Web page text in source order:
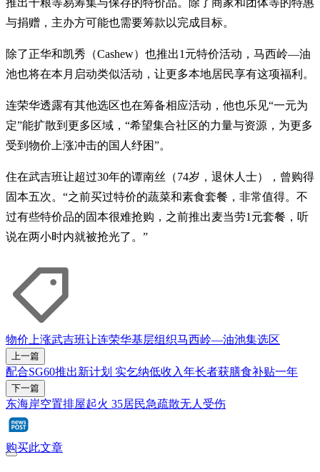
与捐赠，主办方可能也需要筹款以完成目标。
除了正华和凯秀（Cashew）也推出1元特价活动，马西岭—油
池也将在本月启动类似活动，让更多本地居民享有这项福利。
连荣华透露有其他选区也在筹备相应活动，他也乐见“一元为
定”能扩散到更多区域，“希望集合社区的力量与资源，为更多
受到物价上涨冲击的国人纾困”。
住在武吉班让超过30年的谭南丝（74岁，退休人士），曾购得
固本五次。“之前买过特价的蔬菜和素食套餐，非常值得。不
过有些特价品的固本很难抢购，之前推出麦当劳1元套餐，听
说在两小时内就被抢光了。”
物价上涨武吉班让连荣华基层组织马西岭—油池集选区
上一篇
配合SG60推出新计划 实乞纳低收入年长者获膳食补贴一年
下一篇
东海岸空置排屋起火 35居民急疏散无人受伤
购买此文章